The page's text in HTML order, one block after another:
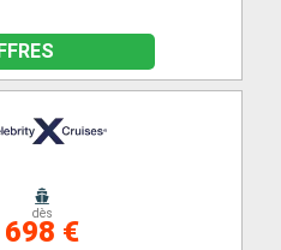
dès
698 €